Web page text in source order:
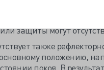
резонанса,
защиты могут
также
положению,
покоя. В